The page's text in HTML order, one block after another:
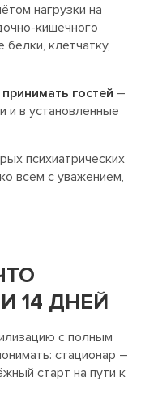
нагрузки на
кишечного
клетчатку,
принимать гостей –
и в установленные
психиатрических
всем с уважением,
14 ДНЕЙ
с полным
стационар –
старт на пути к